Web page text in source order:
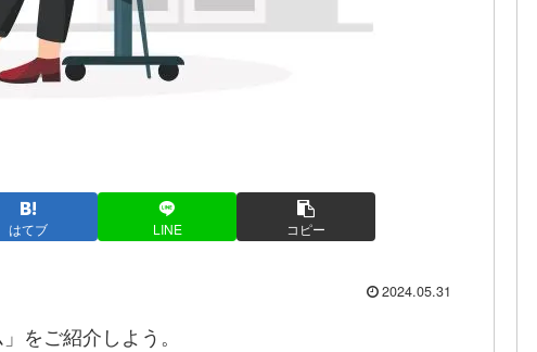
はてブ LINE コピー
2024.05.31
をご紹介しよう。